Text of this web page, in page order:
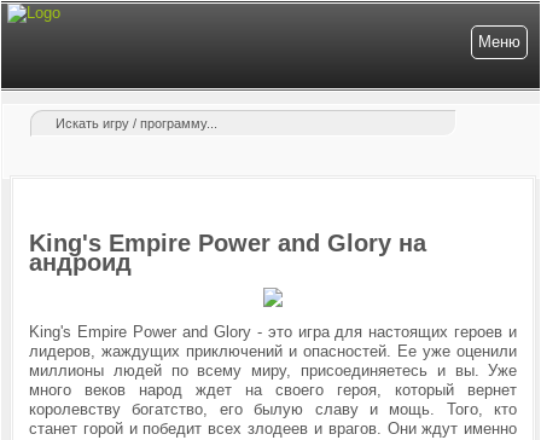
Меню
King's Empire Power and Glory на
андроид
King's Empire Power and Glory - это игра для настоящих героев и
лидеров, жаждущих приключений и опасностей. Ее уже оценили
миллионы людей по всему миру, присоединяетесь и вы. Уже
много веков народ ждет на своего героя, который вернет
королевству богатство, его былую славу и мощь. Того, кто
станет горой и победит всех злодеев и врагов. Они ждут именно